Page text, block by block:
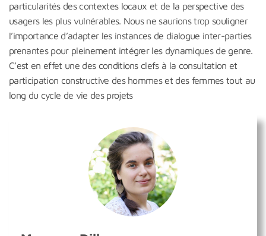
particularités des contextes locaux et de la perspective des
usagers les plus vulnérables. Nous ne saurions trop souligner
l’importance d’adapter les instances de dialogue inter-parties
prenantes pour pleinement intégrer les dynamiques de genre.
C’est en effet une des conditions clefs à la consultation et
participation constructive des hommes et des femmes tout au
long du cycle de vie des projets